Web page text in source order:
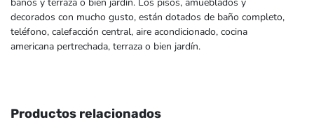
decorados con mucho gusto, están dotados de baño completo,
teléfono, calefacción central, aire acondicionado, cocina
americana pertrechada, terraza o bien jardín.
Productos relacionados